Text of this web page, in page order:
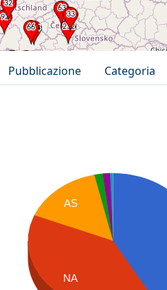
Pubblicazione Categoria
AS
NA